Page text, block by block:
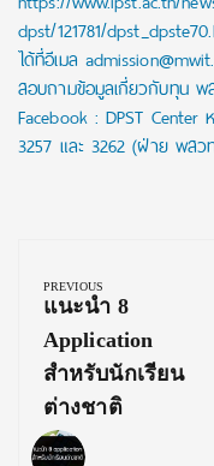
dpst/121781/
ได้ที่อีเมล
สอบถามข้อมูลเกี่ยวกับทุน พ
Facebook : DPST
3257 และ 3262 (ฝ่าย พสว
navigation
PREVIOUS
Previous
Post:
แนะนำ 8
Application
สำหรับนักเรียน
ต่างชาติ